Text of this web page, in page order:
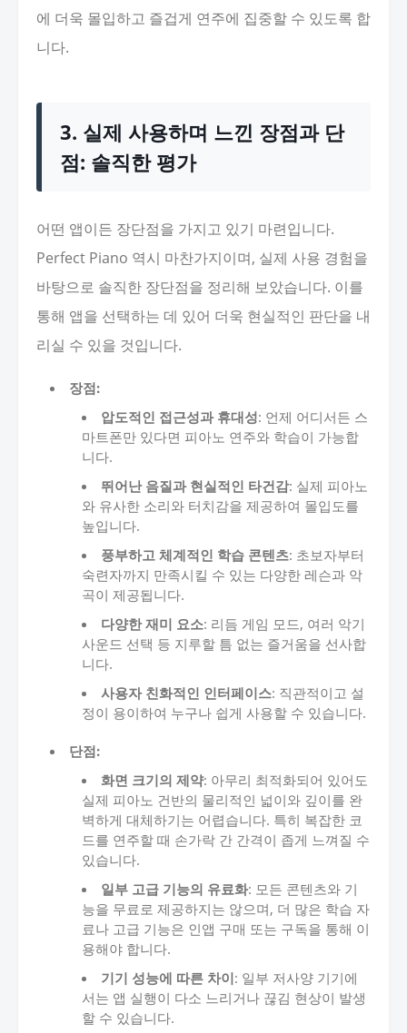
에 더욱 몰입하고 즐겁게 연주에 집중할 수 있도록 합
니다.
3. 실제 사용하며 느낀 장점과 단
점: 솔직한 평가
어떤 앱이든 장단점을 가지고 있기 마련입니다.
Perfect Piano 역시 마찬가지이며, 실제 사용 경험을
바탕으로 솔직한 장단점을 정리해 보았습니다. 이를
통해 앱을 선택하는 데 있어 더욱 현실적인 판단을 내
리실 수 있을 것입니다.
장점:
압도적인 접근성과 휴대성: 언제 어디서든 스
마트폰만 있다면 피아노 연주와 학습이 가능합
니다.
뛰어난 음질과 현실적인 타건감: 실제 피아노
와 유사한 소리와 터치감을 제공하여 몰입도를
높입니다.
풍부하고 체계적인 학습 콘텐츠: 초보자부터
숙련자까지 만족시킬 수 있는 다양한 레슨과 악
곡이 제공됩니다.
다양한 재미 요소: 리듬 게임 모드, 여러 악기
사운드 선택 등 지루할 틈 없는 즐거움을 선사합
니다.
사용자 친화적인 인터페이스: 직관적이고 설
정이 용이하여 누구나 쉽게 사용할 수 있습니다.
단점:
화면 크기의 제약: 아무리 최적화되어 있어도
실제 피아노 건반의 물리적인 넓이와 깊이를 완
벽하게 대체하기는 어렵습니다. 특히 복잡한 코
드를 연주할 때 손가락 간 간격이 좁게 느껴질 수
있습니다.
일부 고급 기능의 유료화: 모든 콘텐츠와 기
능을 무료로 제공하지는 않으며, 더 많은 학습 자
료나 고급 기능은 인앱 구매 또는 구독을 통해 이
용해야 합니다.
기기 성능에 따른 차이: 일부 저사양 기기에
서는 앱 실행이 다소 느리거나 끊김 현상이 발생
할 수 있습니다.